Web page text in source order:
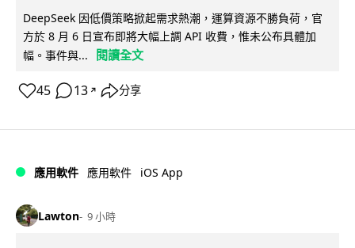
DeepSeek 因低價策略掀起需求熱潮，運算資源不勝負荷，官
方於 8 月 6 日宣布即將大幅上調 API 收費，惟未公布具體加
幅。事件與...
閱讀全文
45 13 ↗ 分享
應用軟件 應用軟件 iOS App
Lawton 9 小時